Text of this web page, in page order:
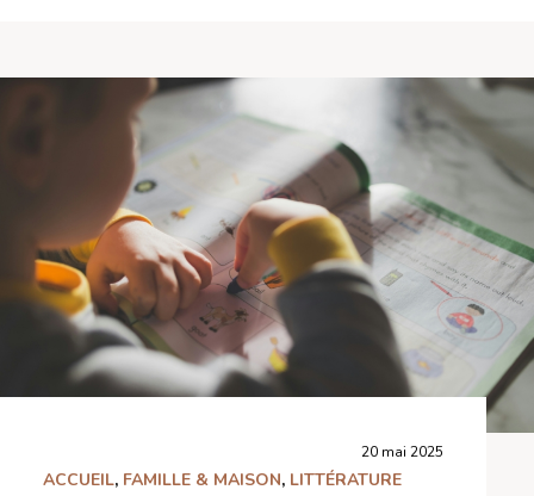
20 mai 2025
ACCUEIL, FAMILLE & MAISON, LITTÉRATURE